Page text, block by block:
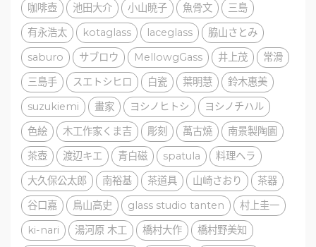
咖啡壺
池田大介 小山暁子 魚骨文
三島
有永浩太
kotaglass laceglass
脇山さとみ
saburo
サブロウ MellowgGass 井上茂
常滑
三島手
スエトシヒロ 白瓷 葉明慧
鈴木惠美
suzukiemi
畫家 ヨシノヒトシ
ヨシノチハル
色絵
木工作家くま吉 彫刻 萬古燒
南景製陶園
茶壺
渡辺キエ 青白磁 spatula
料理ヘラ
大久保公太郎
南裕基 茶道具 山崎さおり
茶器
谷口嘉
鳥山高史 glass studio tanten
村上圭一
ki-nari
湯河原 木工 橋村大作
橋村野美知